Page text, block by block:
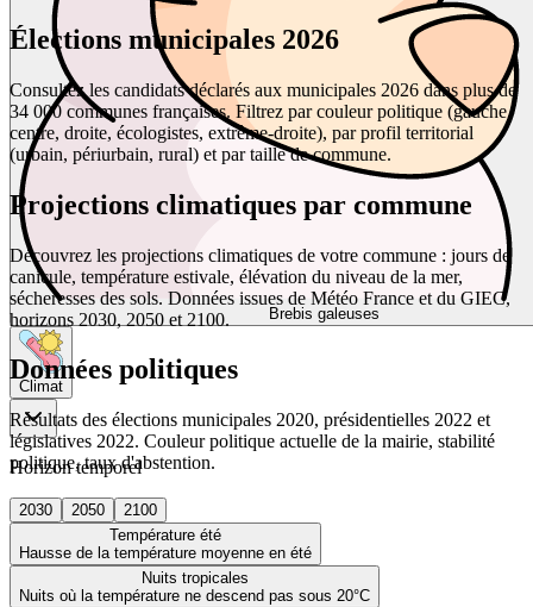
Brebis galeuses
Climat
Horizon temporel
2030 2050
2100
Température été
Hausse de la température moyenne en été
Nuits tropicales
Nuits où la température ne descend pas sous 20°C
Élections municipales 2026
Consultez les candidats déclarés aux municipales 2026 dans plus de
34 000 communes françaises. Filtrez par couleur politique (gauche,
centre, droite, écologistes, extrême-droite), par profil territorial
(urbain, périurbain, rural) et par taille de commune.
Projections climatiques par commune
Découvrez les projections climatiques de votre commune : jours de
canicule, température estivale, élévation du niveau de la mer,
sécheresses des sols. Données issues de Météo France et du GIEC,
horizons 2030, 2050 et 2100.
Données politiques
Résultats des élections municipales 2020, présidentielles 2022 et
législatives 2022. Couleur politique actuelle de la mairie, stabilité
politique, taux d'abstention.